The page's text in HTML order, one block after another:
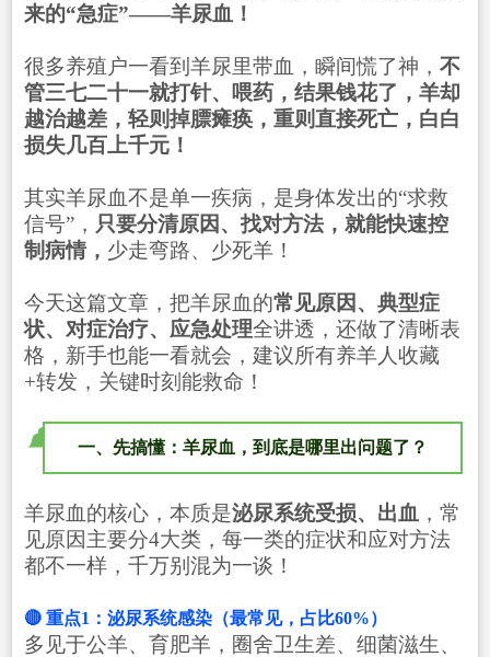
来的“急症”——羊尿血！
很多养殖户一看到羊尿里带血，瞬间慌了神， 不
管三七二十一就打针、喂药，结果钱花了，羊却
越治越差，轻则掉膘瘫痪，重则直接死亡，白白
损失几百上千元！
其实羊尿血不是单一疾病，是身体发出的“求救
信号”， 只要分清原因、找对方法，就能快速控
制病情， 少走弯路、少死羊！
今天这篇文章，把羊尿血的常见原因、典型症
状、对症治疗、应急处理全讲透，还做了清晰表
格，新手也能一看就会，建议所有养羊人收藏
+转发，关键时刻能救命！
一、先搞懂：羊尿血，到底是哪里出问题了？
羊尿血的核心，本质是泌尿系统受损、出血 ，常
见原因主要分4大类，每一类的症状和应对方法
都不一样，千万别混为一谈！
🔴 重点1：泌尿系统感染（最常见，占比60%）
多见于公羊、育肥羊，圈舍卫生差、细菌滋生、